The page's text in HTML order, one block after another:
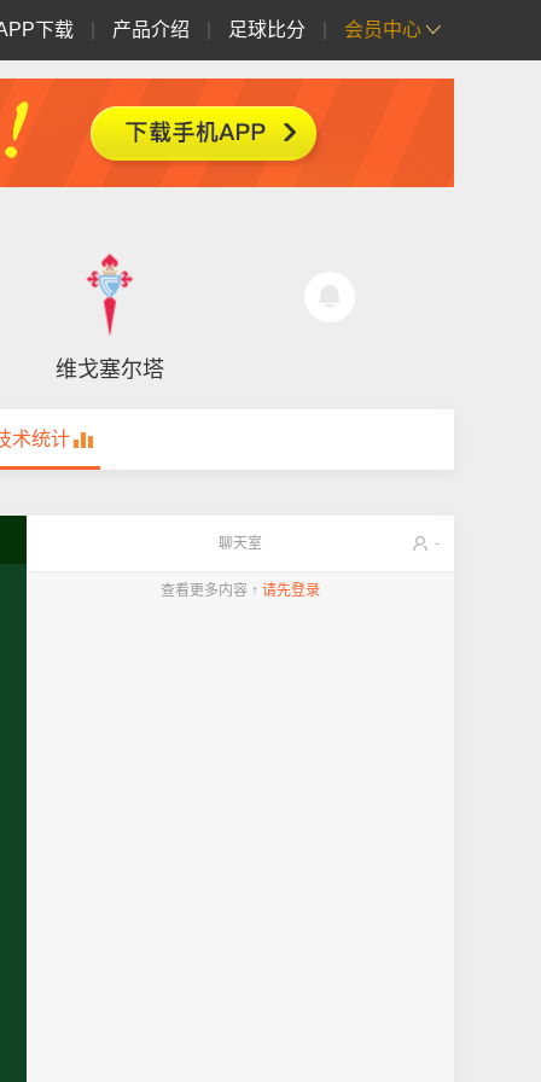
下载 产品介绍 足球比分 会员中心
维戈塞尔塔
术统计
聊天室 -
查看更多内容 ↑ 请先登录